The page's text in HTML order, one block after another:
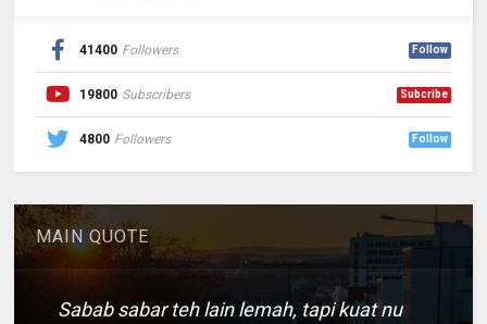
41400 Followers Follow
19800 Subscribers Subcribe
4800 Followers Follow
MAIN QUOTE
Sabab sabar teh lain lemah, tapi kuat nu